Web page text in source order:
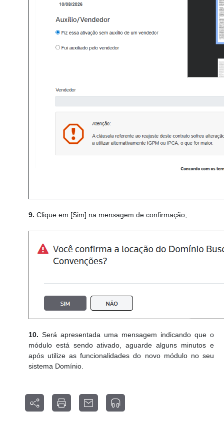
9. Clique em [Sim] na mensagem de confirmação;
10. Será apresentada uma mensagem indicando que o
módulo está sendo ativado, aguarde alguns minutos e
após utilize as funcionalidades do novo módulo no seu
sistema Domínio.